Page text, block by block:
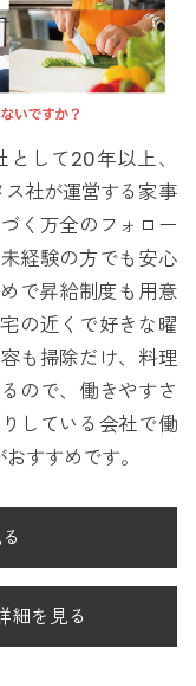
して20年以上、
社が運営する家事
く万全のフォロー
経験の方でも安心
で昇給制度も用意
の近くで好きな曜
も掃除だけ、料理
ので、働きやすさ
している会社で働
すすめです。
細を見る